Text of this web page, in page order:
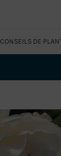
CONSEILS DE